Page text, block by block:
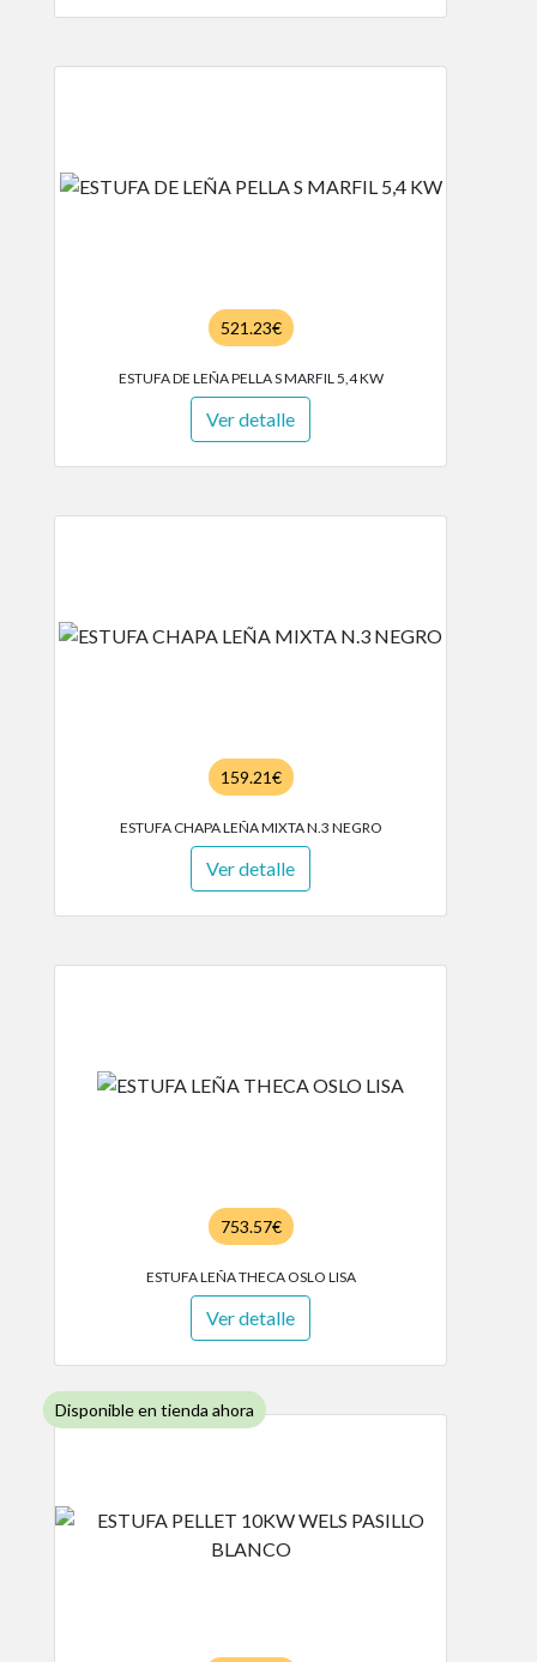
521.23€
ESTUFA DE LEÑA PELLA S MARFIL 5,4 KW
Ver detalle
159.21€
ESTUFA CHAPA LEÑA MIXTA N.3 NEGRO
Ver detalle
753.57€
ESTUFA LEÑA THECA OSLO LISA
Ver detalle
Disponible en tienda ahora